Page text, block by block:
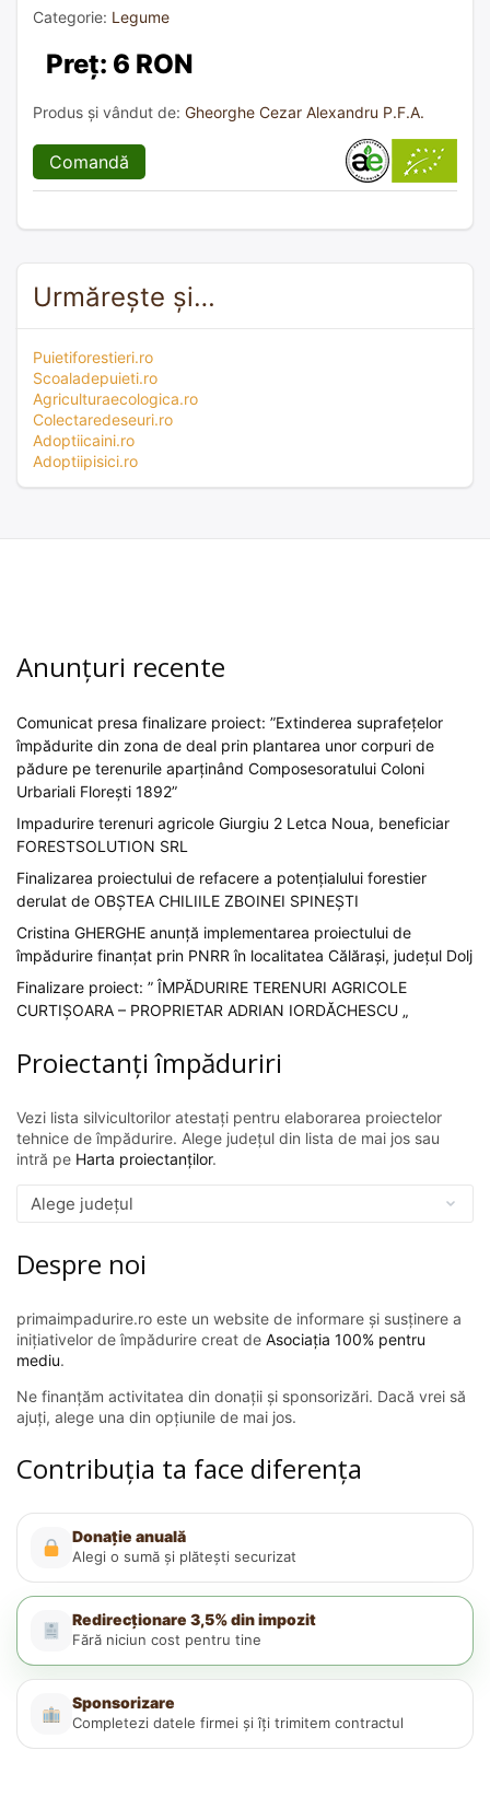
Categorie: Legume
Preț: 6 RON
Produs și vândut de: Gheorghe Cezar Alexandru P.F.A.
Comandă
Urmărește și…
Puietiforestieri.ro
Scoaladepuieti.ro
Agriculturaecologica.ro
Colectaredeseuri.ro
Adoptiicaini.ro
Adoptiipisici.ro
Anunțuri recente
Comunicat presa finalizare proiect: ”Extinderea suprafețelor
împădurite din zona de deal prin plantarea unor corpuri de
pădure pe terenurile aparținând Composesoratului Coloni
Urbariali Florești 1892”
Impadurire terenuri agricole Giurgiu 2 Letca Noua, beneficiar
FORESTSOLUTION SRL
Finalizarea proiectului de refacere a potențialului forestier
derulat de OBȘTEA CHILIILE ZBOINEI SPINEȘTI
Cristina GHERGHE anunță implementarea proiectului de
împădurire finanțat prin PNRR în localitatea Călărași, județul Dolj
Finalizare proiect: ” ÎMPĂDURIRE TERENURI AGRICOLE
CURTIȘOARA – PROPRIETAR ADRIAN IORDĂCHESCU „
Proiectanți împăduriri
Vezi lista silvicultorilor atestați pentru elaborarea proiectelor
tehnice de împădurire. Alege județul din lista de mai jos sau
intră pe Harta proiectanților.
Despre noi
primaimpadurire.ro este un website de informare și susținere a
inițiativelor de împădurire creat de Asociația 100% pentru
mediu.
Ne finanțăm activitatea din donații și sponsorizări. Dacă vrei să
ajuți, alege una din opțiunile de mai jos.
Contribuția ta face diferența
Donație anuală
Alegi o sumă și plătești securizat
Redirecționare 3,5% din impozit
Fără niciun cost pentru tine
Sponsorizare
Completezi datele firmei și îți trimitem contractul